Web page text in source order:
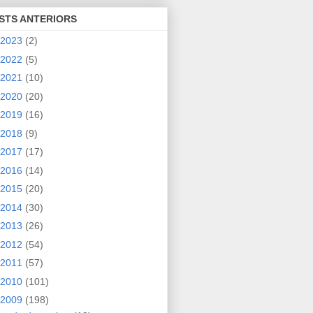
ANTERIORS
2023 (2)
2022 (5)
2021 (10)
2020 (20)
2019 (16)
2018 (9)
2017 (17)
2016 (14)
2015 (20)
2014 (30)
2013 (26)
2012 (54)
2011 (57)
2010 (101)
2009 (198)